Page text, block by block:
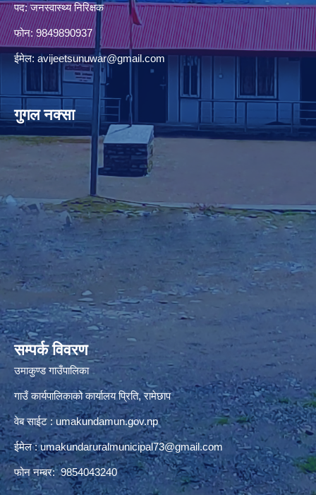
पद: जनस्वास्थ्य निरिक्षक
फोन: 9849890937
ईमेल: avijeetsunuwar@gmail.com
गुगल नक्सा
premium bootstrap themes
सम्पर्क विवरण
उमाकुण्ड गाउँपालिका
गाउँ कार्यपालिकाको कार्यालय प्रिति, रामेछाप
वेब साईट : umakundamun.gov.np
ईमेल :umakundaruralmunicipal73@gmail.com
फोन नम्बर: 9854043240